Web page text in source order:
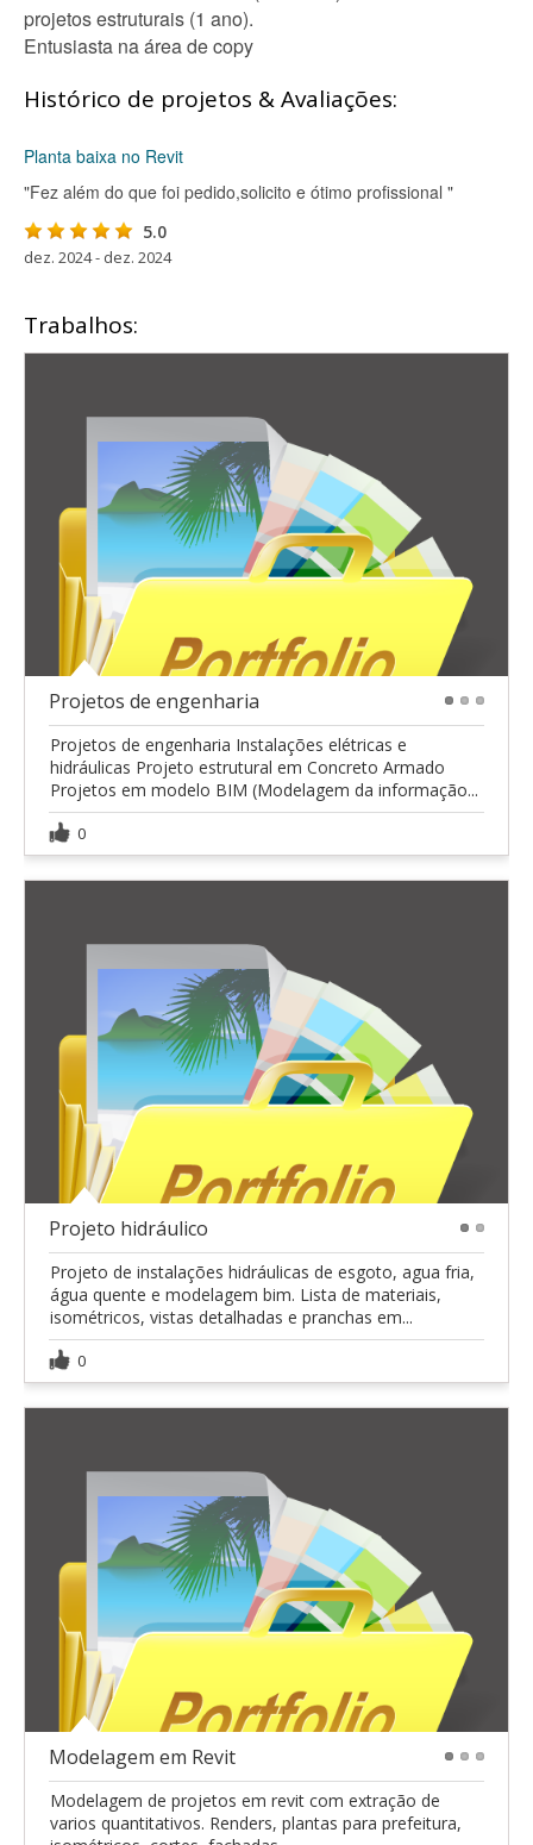
projetos estruturais (1 ano).
Entusiasta na área de copy
Histórico de projetos & Avaliações:
Planta baixa no Revit
"Fez além do que foi pedido,solicito e ótimo profissional "
5.0
dez. 2024 - dez. 2024
Trabalhos:
Projetos de engenharia
Projetos de engenharia Instalações elétricas e
hidráulicas Projeto estrutural em Concreto Armado
Projetos em modelo BIM (Modelagem da informação...
0
Projeto hidráulico
Projeto de instalações hidráulicas de esgoto, agua fria,
água quente e modelagem bim. Lista de materiais,
isométricos, vistas detalhadas e pranchas em...
0
Modelagem em Revit
Modelagem de projetos em revit com extração de
varios quantitativos. Renders, plantas para prefeitura,